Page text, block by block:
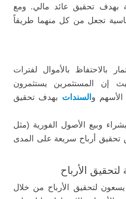
بهدف تحقيق عائد مالي. ومع
تجعل من كل منهما طريقاً
بالاحتفاظ بالأموال لفترات
إن المستثمرين يستثمرون
و السندات بهدف تحقيق
وبيع الأصول الفورية (مثل
تحقيق أرباح سريعة على المدى
الأرباح
يسعون لتحقيق الأرباح من خلال